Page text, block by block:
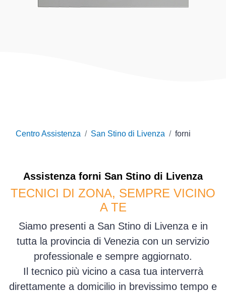
Centro Assistenza San Stino di Livenza forni
Assistenza forni San Stino di Livenza
TECNICI DI ZONA, SEMPRE VICINO
A TE
Siamo presenti a San Stino di Livenza e in
tutta la provincia di Venezia con un servizio
professionale e sempre aggiornato.
Il tecnico più vicino a casa tua interverrà
direttamente a domicilio in brevissimo tempo e